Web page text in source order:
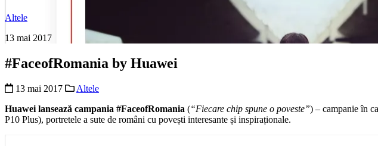
Altele
13 mai 2017
#FaceofRomania by Huawei
13 mai 2017
Altele
Huawei lansează campania #FaceofRomania (“Fiecare chip spune o poveste”) – campanie în
P10 Plus), portretele a sute de români cu povești interesante și inspiraționale.